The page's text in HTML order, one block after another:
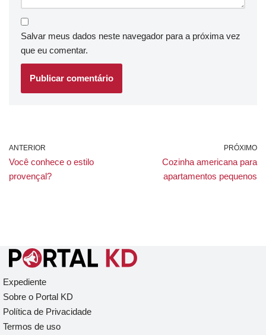
Salvar meus dados neste navegador para a próxima vez
que eu comentar.
ANTERIOR
Você conhece o estilo
provençal?
PRÓXIMO
Cozinha americana para
apartamentos pequenos
Expediente
Sobre o Portal KD
Política de Privacidade
Termos de uso